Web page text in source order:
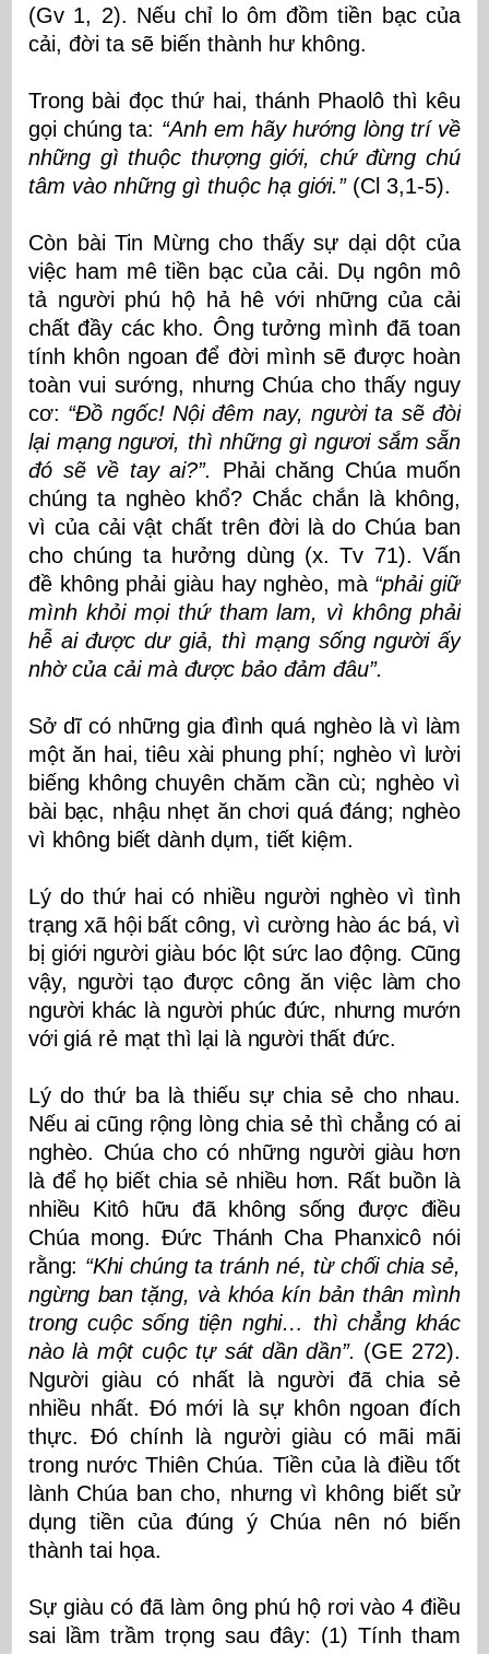
(Gv 1, 2). Nếu chỉ lo ôm đồm tiền bạc của
cải, đời ta sẽ biến thành hư không.
Trong bài đọc thứ hai, thánh Phaolô thì kêu
gọi chúng ta: “Anh em hãy hướng lòng trí về
những gì thuộc thượng giới, chứ đừng chú
tâm vào những gì thuộc hạ giới.” (Cl 3,1-5).
Còn bài Tin Mừng cho thấy sự dại dột của
việc ham mê tiền bạc của cải. Dụ ngôn mô
tả người phú hộ hả hê với những của cải
chất đầy các kho. Ông tưởng mình đã toan
tính khôn ngoan để đời mình sẽ được hoàn
toàn vui sướng, nhưng Chúa cho thấy nguy
cơ: “Ðồ ngốc! Nội đêm nay, người ta sẽ đòi
lại mạng ngươi, thì những gì ngươi sắm sẵn
đó sẽ về tay ai?”.
Phải chăng Chúa muốn
chúng ta nghèo khổ? Chắc chắn là không,
vì của cải vật chất trên đời là do Chúa ban
cho chúng ta hưởng dùng (x. Tv 71). Vấn
đề không phải giàu hay nghèo, mà “phải giữ
mình khỏi mọi thứ tham lam, vì không phải
hễ ai được dư giả, thì mạng sống người ấy
nhờ của cải mà được bảo đảm đâu”.
Sở dĩ có những gia đình quá nghèo là vì làm
một ăn hai, tiêu xài phung phí; nghèo vì lười
biếng không chuyên chăm cần cù; nghèo vì
bài bạc, nhậu nhẹt ăn chơi quá đáng; nghèo
vì không biết dành dụm, tiết kiệm.
Lý do thứ hai có nhiều người nghèo vì tình
trạng xã hội bất công, vì cường hào ác bá, vì
bị giới người giàu bóc lột sức lao động. Cũng
vậy, người tạo được công ăn việc làm cho
người khác là người phúc đức, nhưng mướn
với giá rẻ mạt thì lại là người thất đức.
Lý do thứ ba là thiếu sự chia sẻ cho nhau.
Nếu ai cũng rộng lòng chia sẻ thì chẳng có ai
nghèo. Chúa cho có những người giàu hơn
là để họ biết chia sẻ nhiều hơn. Rất buồn là
nhiều Kitô hữu đã không sống được điều
Chúa mong. Đức Thánh Cha Phanxicô nói
rằng: “Khi chúng ta tránh né, từ chối chia sẻ,
ngừng ban tặng, và khóa kín bản thân mình
trong cuộc sống tiện nghi… thì chẳng khác
nào là một cuộc tự sát dần dần”. (GE 272).
Người giàu có nhất là người đã chia sẻ
nhiều nhất. Đó mới là sự khôn ngoan đích
thực. Đó chính là người giàu có mãi mãi
trong nước Thiên Chúa. Tiền của là điều tốt
lành Chúa ban cho, nhưng vì không biết sử
dụng tiền của đúng ý Chúa nên nó biến
thành tai họa.
Sự giàu có đã làm ông phú hộ rơi vào 4 điều
sai lầm trầm trọng sau đây: (1) Tính tham